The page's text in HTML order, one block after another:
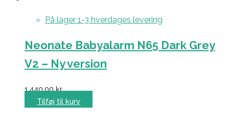
På lager 1-3 hverdages levering
Neonate Babyalarm N65 Dark Grey
V2 – Ny version
1.440,00kr.
Tilføj til kurv